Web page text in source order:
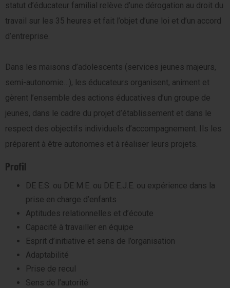
statut d’éducateur familial relève d’une dérogation au droit du
travail sur les 35 heures et fait l’objet d’une loi et d’un accord
d’entreprise.
Dans les maisons d’adolescents (services jeunes majeurs,
semi-autonomie…), les éducateurs organisent, animent et
gèrent l’ensemble des actions éducatives d’un groupe de
jeunes, dans le cadre du projet d’établissement et dans le
respect des objectifs individuels d’accompagnement. Ils les
préparent à être autonomes et à réaliser leurs projets.
Profil
DE E.S. ou DE M.E. ou DE E.J.E. ou expérience dans la
prise en charge d’enfants
Aptitudes relationnelles et d’écoute
Capacité à travailler en équipe
Esprit d’initiative et sens de l’organisation
Adaptabilité
Prise de recul
Sens de l’autorité